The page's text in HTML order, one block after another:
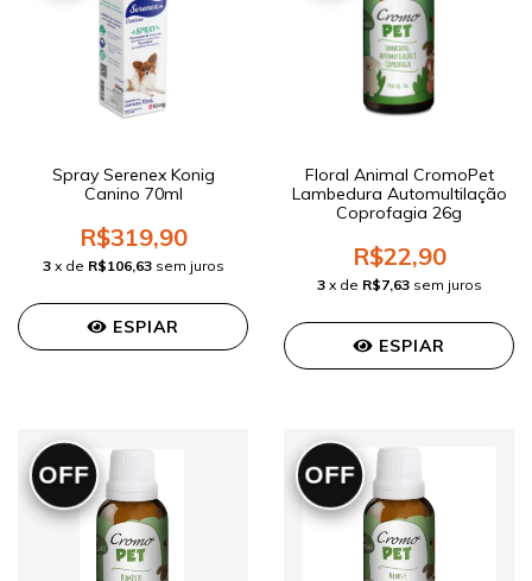
Spray Serenex Konig
Canino 70ml
R$319,90
3 x de R$106,63 sem juros
ESPIAR
Floral Animal CromoPet
Lambedura Automultilação
Coprofagia 26g
R$22,90
3 x de R$7,63 sem juros
ESPIAR
OFF OFF